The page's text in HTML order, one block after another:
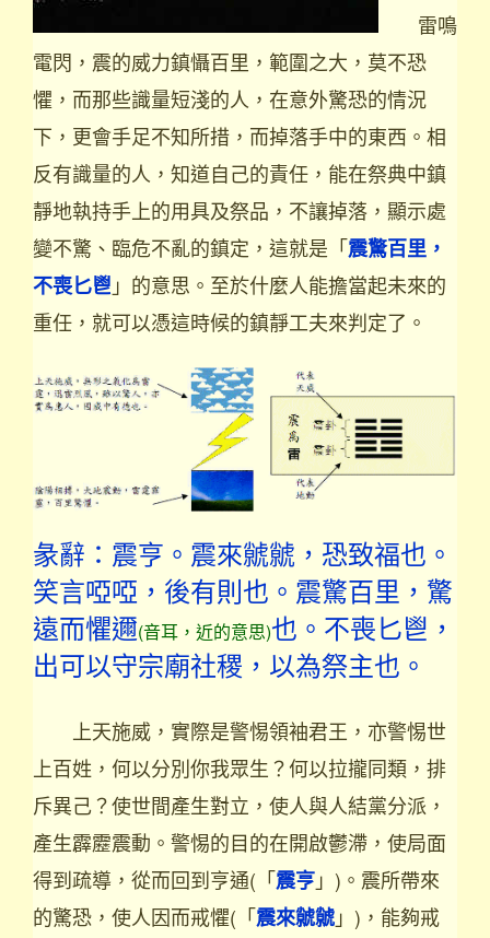
雷鳴
電閃，震的威力鎮懾百里，範圍之大，莫不恐
懼，而那些識量短淺的人，在意外驚恐的情況
下，更會手足不知所措，而掉落手中的東西。相
反有識量的人，知道自己的責任，能在祭典中鎮
靜地執持手上的用具及祭品，不讓掉落，顯示處
變不驚、臨危不亂的鎮定，這就是「震驚百里，
不喪匕鬯 」的意思。至於什麼人能擔當起未來的
重任，就可以憑這時候的鎮靜工夫來判定了。
彖辭：震亨。震來虩虩，恐致福也。
笑言啞啞，後有則也。震驚百里，驚
遠而懼邇(音耳，近的意思)也。不喪匕鬯，
出可以守宗廟社稷，以為祭主也。
上天施威，實際是警惕領袖君王，亦警惕世
上百姓，何以分別你我眾生？何以拉攏同類，排
斥異己？使世間產生對立，使人與人結黨分派，
產生霹靂震動。警惕的目的在開啟鬱滯，使局面
得到疏導，從而回到亨通(「震亨 」)。震所帶來
的驚恐，使人因而戒懼(「震來虩虩 」)，能夠戒